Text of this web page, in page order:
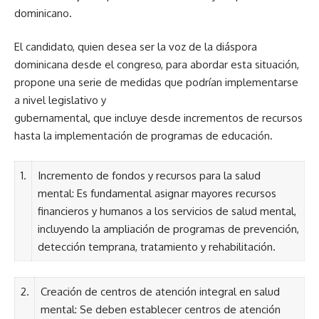
dominicano.
El candidato, quien desea ser la voz de la diáspora
dominicana desde el congreso, para abordar esta situación,
propone una serie de medidas que podrían implementarse
a nivel legislativo y
gubernamental, que incluye desde incrementos de recursos
hasta la implementación de programas de educación.
1.
Incremento de fondos y recursos para la salud
mental: Es fundamental asignar mayores recursos
financieros y humanos a los servicios de salud mental,
incluyendo la ampliación de programas de prevención,
detección temprana, tratamiento y rehabilitación.
2.
Creación de centros de atención integral en salud
mental: Se deben establecer centros de atención